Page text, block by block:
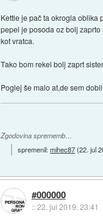
Kettle je pač ta okrogla oblika
pepel je posoda oz bolj
kot vratca.
Tako bom rekel bolj zaprt
Poglej še malo at,de sem
Zgodovina sprememb…
spremenil:mihec87(22. jul
#000000
::22. jul 2019, 23:41